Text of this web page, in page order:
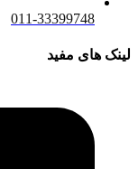
011-33399748
لینک های مفید